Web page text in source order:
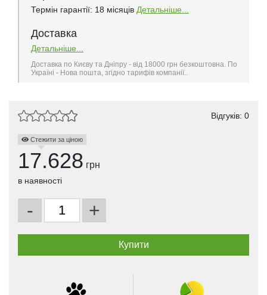
Термін гарантії: 18 місяців Детальніше...
Доставка
Детальніше...
Доставка по Києву та Дніпру - від 18000 грн безкоштовна. По
Україні - Нова пошта, згідно тарифів компанії..
Відгуків: 0
Стежити за ціною
17.628 грн
в наявності
- +